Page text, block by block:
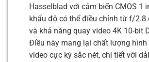
Hasselblad với cảm biến CMOS 1
khẩu độ có thể điều chỉnh từ f/2.8
và khả năng quay video 4K 10-bit
Điều này mang lại chất lượng hình
video cực kỳ sắc nét, chi tiết với